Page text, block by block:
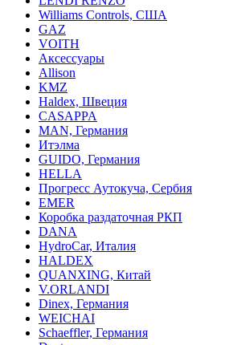
Williams Controls, США
GAZ
VOITH
Аксессуары
Allison
KMZ
Haldex, Швеция
CASAPPA
MAN, Германия
Итэлма
GUIDO, Германия
HELLA
Прогресс Аутокуча, Сербия
EMER
Коробка раздаточная РКП
DANA
HydroCar, Италия
HALDEX
QUANXING, Китай
V.ORLANDI
Dinex, Германия
WEICHAI
Schaeffler, Германия